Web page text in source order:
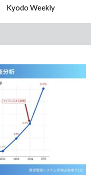
Kyodo Weekly